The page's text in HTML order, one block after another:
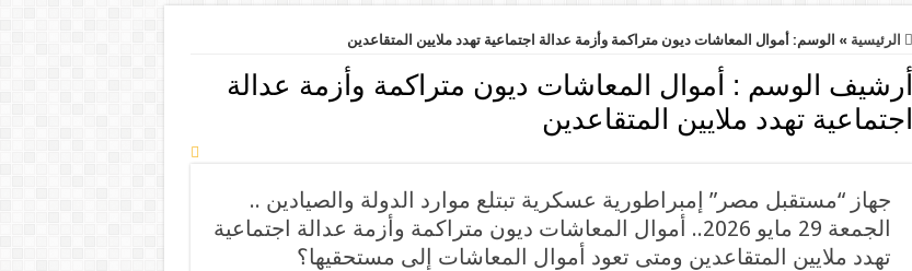
الرئيسية » الوسم:أموال المعاشات ديون متراكمة وأزمة عدالة اجتماعية تهدد ملايين المتقاعدين
أرشيف الوسم : أموال المعاشات ديون متراكمة وأزمة عدالة
اجتماعية تهدد ملايين المتقاعدين
جهاز “مستقبل مصر” إمبراطورية عسكرية تبتلع موارد الدولة والصيادين ..
الجمعة 29 مايو 2026.. أموال المعاشات ديون متراكمة وأزمة عدالة اجتماعية
تهدد ملايين المتقاعدين ومتى تعود أموال المعاشات إلى مستحقيها؟